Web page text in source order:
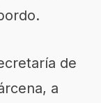
de
a